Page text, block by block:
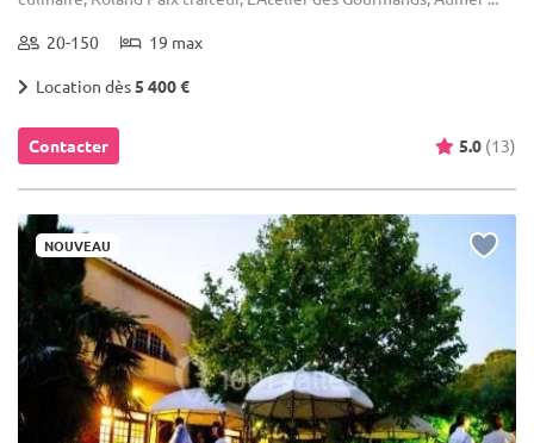
20-150 19 max
Location dès5 400 €
Contacter 5.0 (13)
NOUVEAU